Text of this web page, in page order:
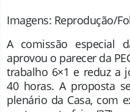
Imagens: Reprodução/
A comissão especial
aprovou o parecer da
trabalho 6×1 e reduz a
40 horas. A proposta
plenário da Casa, com